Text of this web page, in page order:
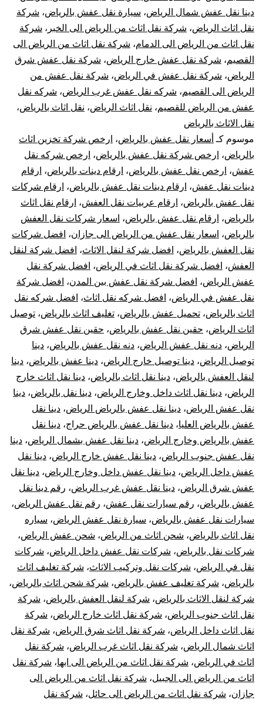
فك
تركيب
تغليف
ضمان
دينا نقل عفش شمال الرياض، سيارة نقل عفش بالرياض، شركة
نقل اثاث الرياض، شركة نقل اثاث من الرياض الى الخبر ، شركة
نقل اثاث من الرياض الى الدمام، شركة نقل اثاث من الرياض الى
القصيم، شركة نقل عفش خارج الرياض، شركة نقل عفش شرق
الرياض، شركة نقل عفش في الرياض، شركة نقل عفش من
الرياض الى القصيم، شركه نقل عفش غرب الرياض، شركه نقل
عفش من الرياض للقصيم، نقل اثاث الرياض، نقل اثاث بالرياض،
نقل الاثاث بالرياض
موسوم كـ أسعار نقل عفش بالرياض، ارخص شركة تخزين اثاث
بالرياض، ارخص شركة نقل عفش بالرياض، ارخص شركه نقل
عفش، ارخص نقل عفش بالرياض، ارقام دينات بالرياض، ارقام
دينات نقل عفش، ارقام دينات نقل عفش بالرياض، ارقام شركات
نقل عفش بالرياض، ارقام عربيات نقل العفش، ارقام نقل اثاث
بالرياض، ارقام نقل عفش بالرياض، اسعار شركات نقل العفش
بالرياض، اسعار نقل عفش من الرياض الى جازان، افضل شركات
نقل العفش بالرياض، افضل شركة لنقل الاثاث، افضل شركة لنقل
العفش، افضل شركة نقل اثاث في الرياض، افضل شركة نقل
عفش الرياض، افضل شركة نقل عفش بين المدن، افضل شركة
نقل عفش في الرياض، افضل شركه نقل اثاث، افضل شركه نقل
اثاث بالرياض، تحميل عفش بالرياض، تغليف اثاث بالرياض، توصيل
اثاث الرياض، حقين نقل عفش بالرياض، حقين نقل عفش شرق
الرياض، دنه نقل عفش الرياض، دنه نقل عفش بالرياض، دينا
توصيل الرياض، دينا توصيل خارج الرياض، دينا عفش بالرياض، دينا
لنقل العفش بالرياض، دينا نقل اثاث بالرياض، دينا نقل اثاث خارج
الرياض، دينا نقل اثاث داخل وخارج الرياض، دينا نقل بالرياض، دينا
نقل عفش الرياض، دينا نقل عفش بالرياض الرياض، دينا نقل
عفش بالرياض العليا، دينا نقل عفش بالرياض حراج، دينا نقل
عفش بالرياض وخارج الرياض، دينا نقل عفش بشمال الرياض، دينا
نقل عفش جنوب الرياض، دينا نقل عفش خارج الرياض، دينا نقل
عفش داخل الرياض، دينا نقل عفش داخل وخارج الرياض، دينا نقل
عفش شرق الرياض، دينا نقل عفش غرب الرياض، رقم دينا نقل
عفش بالرياض، رقم سيارات نقل عفش، رقم نقل عفش الرياض،
سيارات نقل عفش بالرياض، سيارة نقل عفش الرياض، سياره
نقل اثاث بالرياض، شحن اثاث من الرياض، شحن عفش الرياض،
شركات نقل بالرياض، شركات نقل عفش داخل الرياض، شركات
نقل في الرياض، شركات نقل وتركيب الاثاث، شركة تغليف اثاث
بالرياض، شركة تغليف عفش بالرياض، شركة شحن اثاث بالرياض،
شركة لنقل الاثاث بالرياض، شركة لنقل العفش بالرياض، شركة
نقل اثاث جنوب الرياض، شركة نقل اثاث خارج الرياض، شركة
نقل اثاث داخل الرياض، شركة نقل اثاث شرق الرياض، شركة نقل
اثاث شمال الرياض، شركة نقل اثاث غرب الرياض، شركة نقل
اثاث في الرياض، شركة نقل اثاث من الرياض الى ابها، شركة نقل
اثاث من الرياض الى الجبيل، شركة نقل اثاث من الرياض الى
جازان، شركة نقل اثاث من الرياض الى حائل، شركة نقل